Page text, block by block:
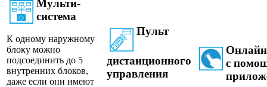
Мульти-
система
К одному наружному
блоку можно
подсоединить до 5
внутренних блоков,
даже если они имеют
Пульт
дистанционного
управления
с